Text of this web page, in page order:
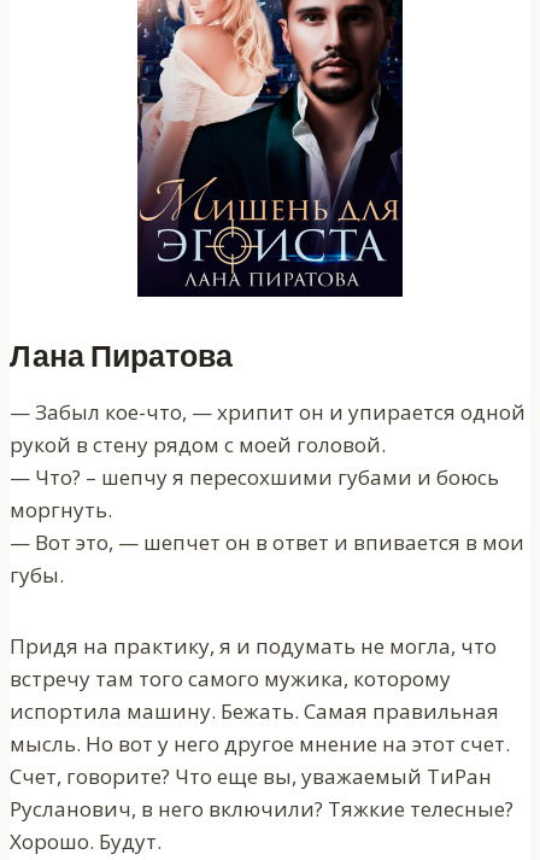
Лана Пиратова
— Забыл кое-что, — хрипит он и упирается одной
рукой в стену рядом с моей головой.
— Что? – шепчу я пересохшими губами и боюсь
моргнуть.
— Вот это, — шепчет он в ответ и впивается в мои
губы.
Придя на практику, я и подумать не могла, что
встречу там того самого мужика, которому
испортила машину. Бежать. Самая правильная
мысль. Но вот у него другое мнение на этот счет.
Счет, говорите? Что еще вы, уважаемый ТиРан
Русланович, в него включили? Тяжкие телесные?
Хорошо. Будут.